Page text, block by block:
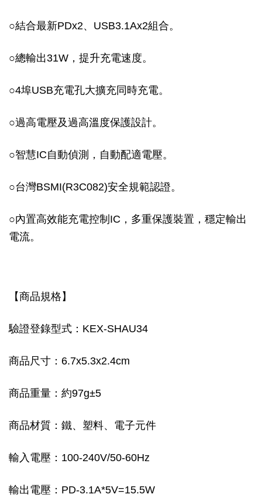
○結合最新PDx2、USB3.1Ax2組合。
○總輸出31W，提升充電速度。
○4埠USB充電孔大擴充同時充電。
○過高電壓及過高溫度保護設計。
○智慧IC自動偵測，自動配適電壓。
○台灣BSMI(R3C082)安全規範認證。
○內置高效能充電控制IC，多重保護裝置，穩定輸出
電流。
【商品規格】
驗證登錄型式：KEX-SHAU34
商品尺寸：6.7x5.3x2.4cm
商品重量：約97g±5
商品材質：鐵、塑料、電子元件
輸入電壓：100-240V/50-60Hz
輸出電壓：PD-3.1A*5V=15.5W